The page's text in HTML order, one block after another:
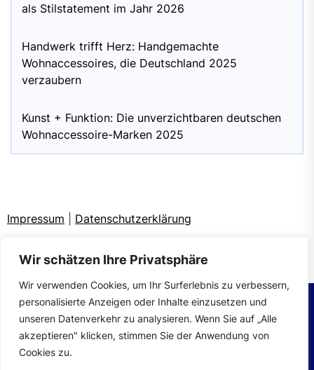
Wir schätzen Ihre Privatsphäre
Wir verwenden Cookies, um Ihr Surferlebnis zu verbessern,
personalisierte Anzeigen oder Inhalte einzusetzen und
unseren Datenverkehr zu analysieren. Wenn Sie auf „Alle
akzeptieren" klicken, stimmen Sie der Anwendung von
Cookies zu.
als Stilstatement im Jahr 2026
Handwerk trifft Herz: Handgemachte
Wohnaccessoires, die Deutschland 2025
verzaubern
Kunst + Funktion: Die unverzichtbaren deutschen
Wohnaccessoire-Marken 2025
Impressum Datenschutzerklärung
Copyright © 2026wohntrends.All rights reserved.
Theme: Mahalo By